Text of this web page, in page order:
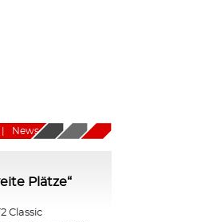
News
Plätze“
Classic